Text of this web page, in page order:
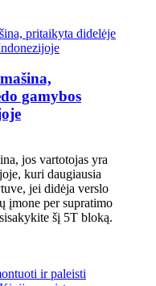
gamybos
jos vartotojas yra
kuri daugiausia
jei didėja verslo
įmone per supratimo
šį 5T bloką.